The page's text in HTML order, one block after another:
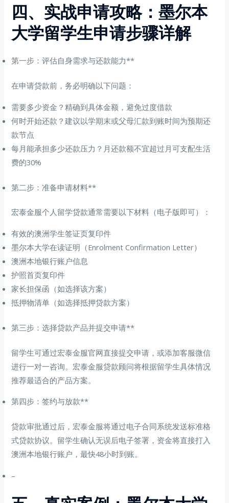
四、实战申请攻略：墨尔本
大学留学生申请步骤详解
第一步：评估自身需求与还款能力**
在申请贷款前，务必明确以下问题：
需要多少资金？精确到具体金额，避免过度借款
何时开始还款？建议以学期末或父母汇款到账时间为预期还
款节点
每月能承担多少还款压力？月还款额不宜超过月可支配生活
费的30%
第二步：准备申请材料**
宏泰金服个人留学贷款通常需要以下材料（电子版即可）：
有效的澳洲学生签证页复印件
墨尔本大学在读证明（Enrolment Confirmation Letter）
澳洲本地银行账户信息
护照首页复印件
家长担保函（如选择该方案）
抵押物清单（如选择抵押贷款方案）
第三步：选择贷款产品并提交申请**
留学生可通过宏泰金服官网直接提交申请，或添加客服微信
进行一对一咨询。宏泰金服贷款顾问将根据留学生具体情况
推荐最适合的产品方案。
第四步：签约与放款**
贷款审批通过后，宏泰金服将通过电子合同系统发送标准格
式贷款协议。留学生确认无误后电子签署，资金将直接打入
澳洲本地银行账户，最快48小时到账。
–